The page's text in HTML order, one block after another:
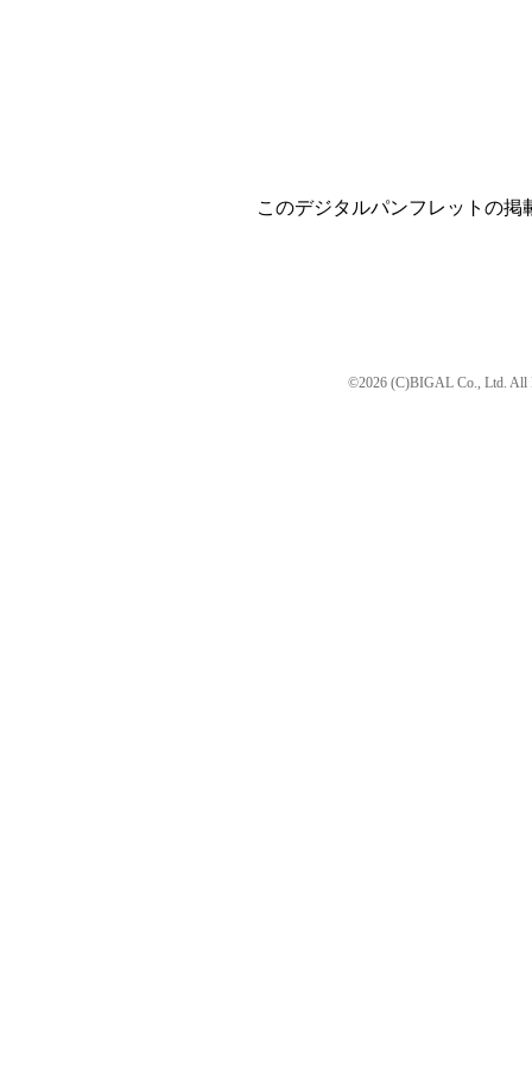
このデジタルパンフレットの掲
©2026 (C)BIGAL Co., Ltd. All